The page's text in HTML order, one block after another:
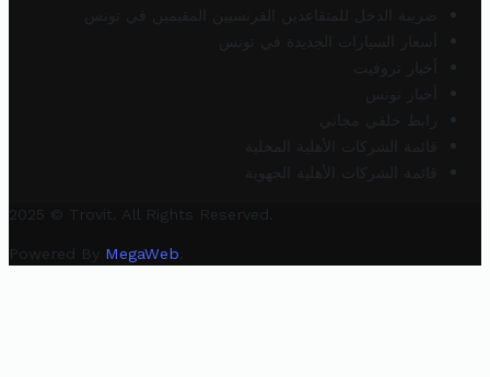
ضريبة الدخل للمتقاعدين الفرنسيين المقيمين في تونس
أسعار السيارات الجديدة في تونس
أخبار تروفيت
أخبار تونس
رابط خلفي مجاني
قائمة الشركات الأهلية المحلية
قائمة الشركات الأهلية الجهوية
2025 © Trovit. All Rights Reserved.
Powered By MegaWeb